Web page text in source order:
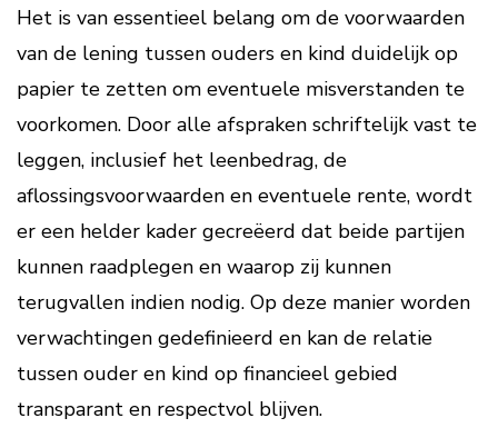
Het is van essentieel belang om de voorwaarden
van de lening tussen ouders en kind duidelijk op
papier te zetten om eventuele misverstanden te
voorkomen. Door alle afspraken schriftelijk vast te
leggen, inclusief het leenbedrag, de
aflossingsvoorwaarden en eventuele rente, wordt
er een helder kader gecreëerd dat beide partijen
kunnen raadplegen en waarop zij kunnen
terugvallen indien nodig. Op deze manier worden
verwachtingen gedefinieerd en kan de relatie
tussen ouder en kind op financieel gebied
transparant en respectvol blijven.